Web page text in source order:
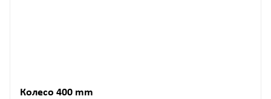
Колесо 400 mm